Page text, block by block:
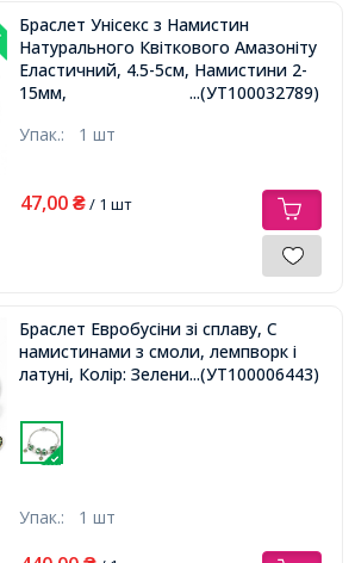
Браслет Унісекс з Намистин
Натурального Квіткового Амазоніту
Еластичний, 4.5-5см, Намистини 2-
15мм,
...(УТ100032789)
Упак.: 1 шт
47,00 ₴/ 1 шт
Браслет Евробусіни зі сплаву, С
намистинами з смоли, лемпворк і
латуні, Колір: Зелений, Розмір: 18см,
...(УТ100006443)
Упак.: 1 шт